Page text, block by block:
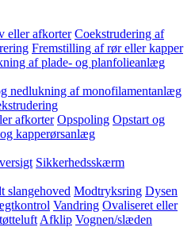
eller afkorter Coekstrudering af
Fremstilling af rør eller kapper
af plade- og planfolieanlæg
nedlukning af monofilamentanlæg
afkorter Opspoling Opstart og
kapperørsanlæg
Sikkerhedsskærm
slangehoved Modtryksring Dysen
Vandring Ovaliseret eller
Afklip Vognen/slæden